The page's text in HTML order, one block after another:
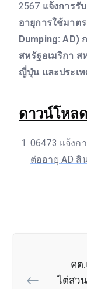
2567 แจ้งการรั
อายุการใช้มาต
Dumping: AD)
สหรัฐอเมริกา ส
ญี่ปุ่น และประเท
ดาวน์โหล
06473 แจ้งก
ต่ออายุ AD สิ
คต
ไต่สว